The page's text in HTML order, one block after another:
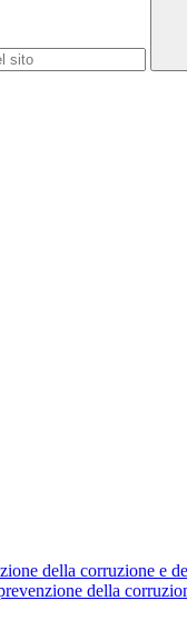
della corruzione e
della